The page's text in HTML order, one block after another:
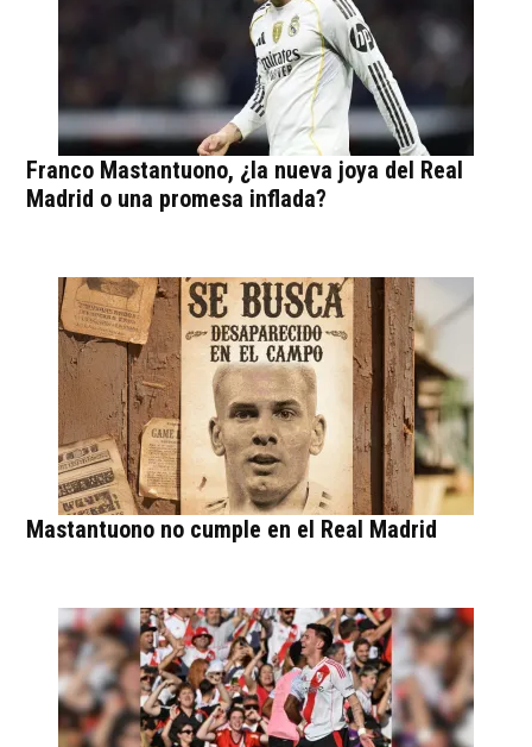
Franco Mastantuono, ¿la nueva joya del Real
Madrid o una promesa inflada?
Mastantuono no cumple en el Real Madrid